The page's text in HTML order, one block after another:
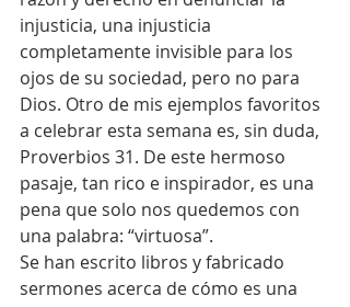
injusticia, una injusticia
completamente invisible para los
ojos de su sociedad, pero no para
Dios. Otro de mis ejemplos favoritos
a celebrar esta semana es, sin duda,
Proverbios 31. De este hermoso
pasaje, tan rico e inspirador, es una
pena que solo nos quedemos con
una palabra: “virtuosa”.
Se han escrito libros y fabricado
sermones acerca de cómo es una